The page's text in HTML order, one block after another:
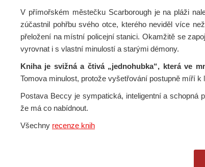
V přímořském městečku Scarborough je na pláži
zúčastnil pohřbu svého otce, kterého neviděl více
přeložení na místní policejní stanici. Okamžitě se
vyrovnat i s vlastní minulostí a starými démony.
Kniha je svižná a čtivá „jednohubka“, která ve
Tomova minulost, protože vyšetřování postupně míří
Postava Beccy je sympatická, inteligentní a schopná
že má co nabídnout.
Všechny recenze knih